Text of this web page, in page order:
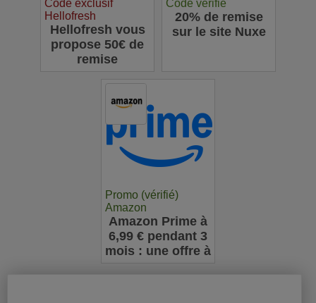
Code exclusif
Hellofresh
Hellofresh vous
propose 50€ de
remise
Code vérifié
20% de remise
sur le site Nuxe
Promo (vérifié)
Amazon
Amazon Prime à
6,99 € pendant 3
mois : une offre à